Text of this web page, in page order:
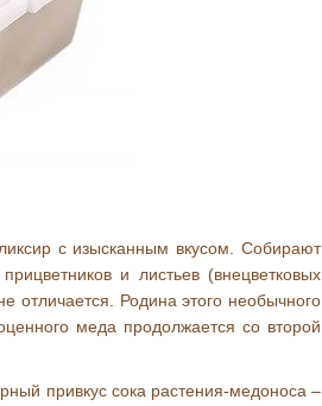
с изысканным вкусом. Собирают
и листьев (внецветковых
отличается. Родина этого необычного
меда продолжается со второй
привкус сока растения-медоноса –